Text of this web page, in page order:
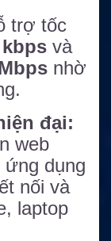
trợ tốc
kbps và
nhờ
đại:
web
dụng
nối và
laptop